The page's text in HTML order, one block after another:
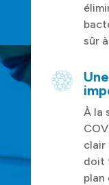
sûr
À la
clair
doit
plan